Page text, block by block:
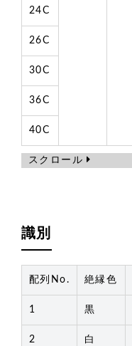
24C
26C
30C
36C
40C
スクロール
識別
配列No. 絶縁色
1 黒
2 白